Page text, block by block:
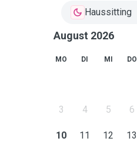
Haussitting
August 2026
MO DI MI DO
3 4 5 6
10 11 12 13